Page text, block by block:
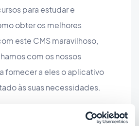
para estudar e
obter os melhores
este CMS maravilhoso,
com os nossos
fornecer a eles o aplicativo
às suas necessidades.
Hago ADV